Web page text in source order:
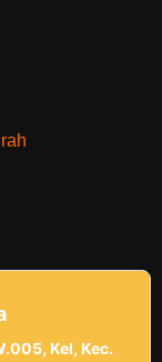
Kel, Kec.